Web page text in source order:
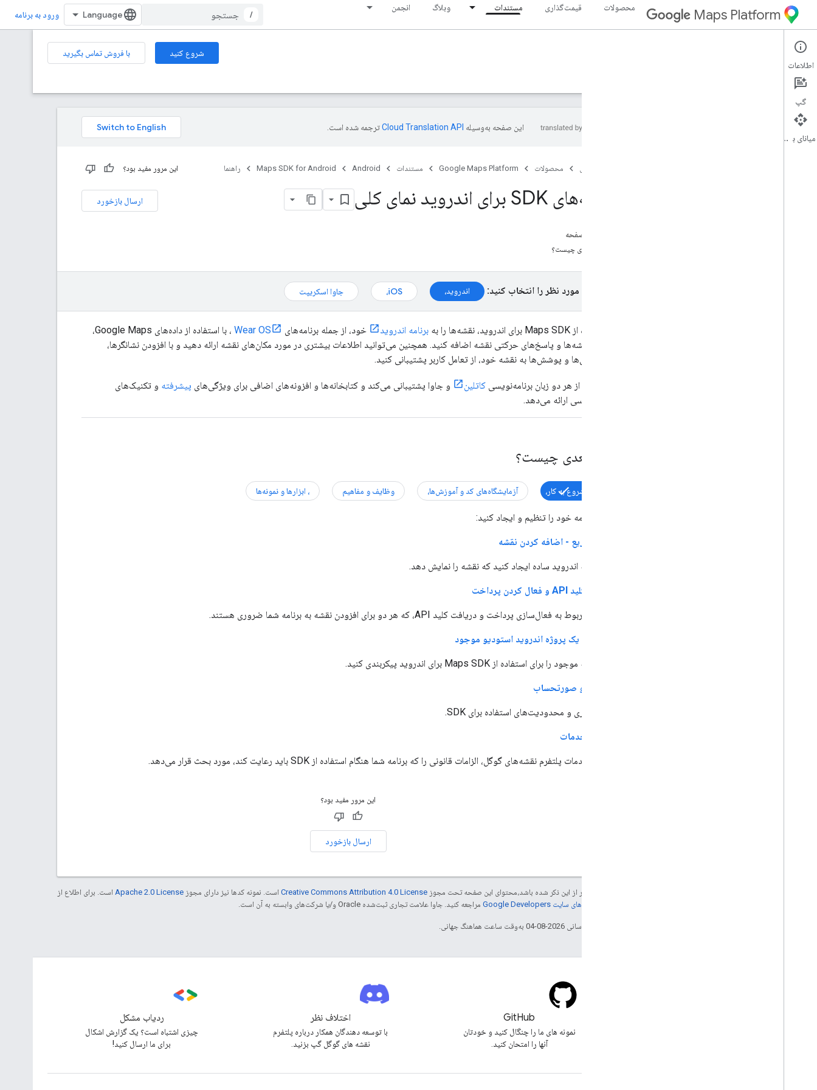
Maps Platform محصولات قیمت‌گذاری مستندات وبلاگ انجمن
/ ورود به برنامه
Android شروع کنید
با فروش تماس بگیرید
راهنما
این صفحه به‌وسیله ترجمه شده است.
صفحه اصلی محصولات Google Maps Platform مستندات Android
Maps SDK for Android راهنما این مرور مفید بود؟
ارسال بازخورد نقشه‌های SDK برای اندروید نمای کلی
در این صفحه
قدم بعدی چیست؟
پلتفرم مورد نظر را انتخاب کنید: اندروید، iOS، جاوا اسکریپت
با استفاده از Maps SDK برای اندروید، نقشه‌ها را به برنامه اندروید خود، از جمله برنامه‌های Wear OS
، با استفاده از داده‌های Google Maps،
نمایش نقشه‌ها و پاسخ‌های حرکتی نقشه اضافه کنید. همچنین می‌توانید اطلاعات بیشتری در مورد مکان‌های نقشه ارائه دهید و با افزودن نشانگرها،
چندضلعی‌ها و پوشش‌ها به نقشه خود، از تعامل کاربر پشتیبانی کنید.
کاتلین و جاوا پشتیبانی می‌کند و کتابخانه‌ها و افزونه‌های اضافی برای ویژگی‌های پیشرفته و تکنیک‌های
برنامه‌نویسی ارائه می‌دهد.
قدم بعدی چیست؟
شروع به کار، آزمایشگاه‌های کد و آموزش‌ها، وظایف و مفاهیم ، ​​ابزارها و نمونه‌ها
اولین برنامه خود را تنظیم و ایجاد کنید:
شروع سریع - اضافه کردن نقشه
یک برنامه اندروید ساده ایجاد کنید که نقشه را نمایش دهد.
دریافت کلید API و فعال کردن پرداخت
جزئیات مربوط به فعال‌سازی پرداخت و دریافت کلید API، که هر دو برای افزودن نقشه به برنامه شما ضروری هستند.
راه‌اندازی یک پروژه اندروید استودیو موجود
یک برنامه موجود را برای استفاده از Maps SDK برای اندروید پیکربندی کنید.
استفاده و صورتحساب
قیمت‌گذاری و محدودیت‌های استفاده برای SDK.
شرایط خدمات
شرایط خدمات پلتفرم نقشه‌های گوگل، الزامات قانونی را که برنامه شما هنگام استفاده از SDK باید رعایت کند، مورد بحث قرار می‌دهد.
این مرور مفید بود؟
ارسال بازخورد
جز در مواردی که غیر از این ذکر شده باشد،‌محتوای این صفحه تحت مجوز Creative Commons Attribution 4.0 License است. نمونه کدها نیز دارای مجوز Apache 2.0 License است. برای اطلاع از
خطمشی‌های سایت Google Developers‏ مراجعه کنید. جاوا علامت تجاری ثبت‌شده Oracle و/یا شرکت‌های وابسته به آن است.
تاریخ آخرین به‌روزرسانی 2026-08-04 به‌وقت ساعت هماهنگ جهانی.
GitHub
نمونه های ما را چنگال کنید و خودتان
آنها را امتحان کنید.
اختلاف نظر
با توسعه دهندگان همکار درباره پلتفرم
نقشه های گوگل گپ بزنید.
ردیاب مشکل
چیزی اشتباه است؟ یک گزارش اشکال
برای ما ارسال کنید!
اطلاعات
گپ
میانای برنامه‌سازی کاربردی